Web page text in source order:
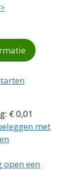
€ 0,01
met
open een